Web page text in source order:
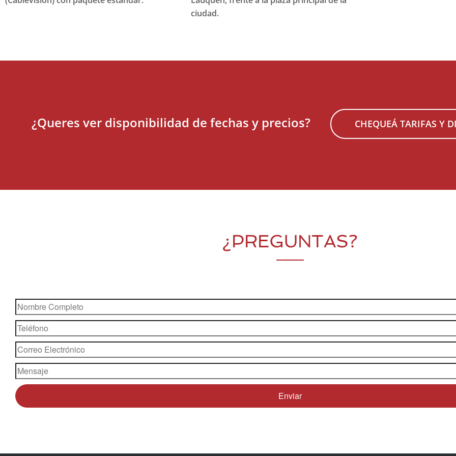
ciudad.
¿Queres ver disponibilidad de fechas y precios? CHEQUEÁ TARIFAS Y
¿PREGUNTAS?